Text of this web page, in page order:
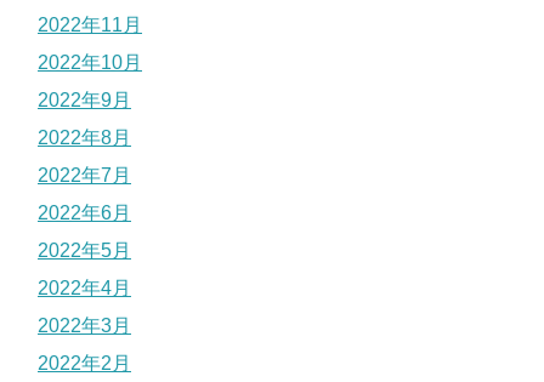
2022年11月
2022年10月
2022年9月
2022年8月
2022年7月
2022年6月
2022年5月
2022年4月
2022年3月
2022年2月